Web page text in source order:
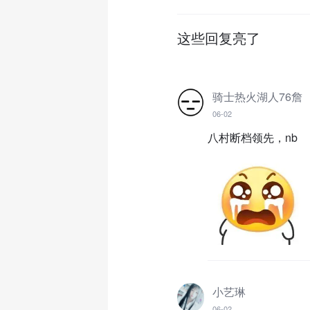
这些回复亮了
骑士热火湖人76詹
06-02
八村断档领先，nb
小艺琳